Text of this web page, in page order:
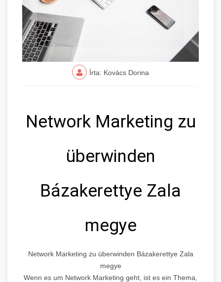
Írta: Kovács Dorina
Network Marketing zu
überwinden
Bázakerettye Zala
megye
Network Marketing zu überwinden Bázakerettye Zala
megye
Wenn es um Network Marketing geht, ist es ein Thema,